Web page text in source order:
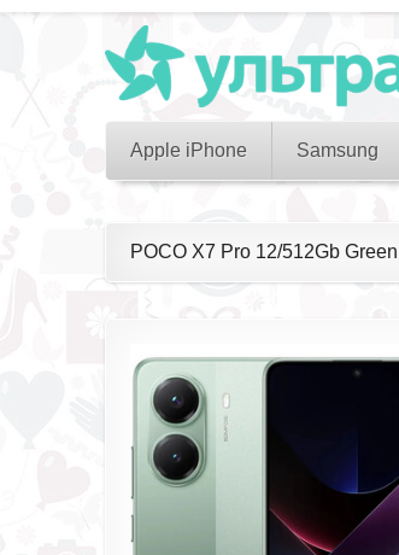
Apple iPhone Samsung
POCO X7 Pro 12/512Gb